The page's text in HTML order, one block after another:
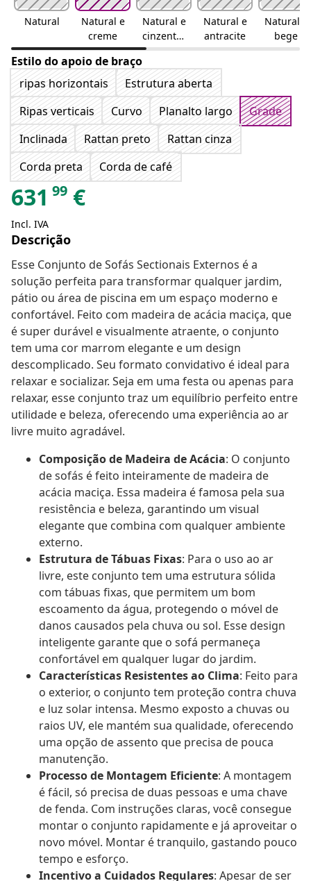
Natural
Natural e
creme
Natural e
cinzento-
claro
Natural e
antracite
Natural e
bege
Estilo do apoio de braço
ripas horizontais
Estrutura aberta
Ripas verticais
Curvo Planalto largo
Grade
Inclinada
Rattan preto
Rattan cinza
Corda preta
Corda de café
631 99 €
Incl. IVA
Descrição
Esse Conjunto de Sofás Sectionais Externos é a
solução perfeita para transformar qualquer jardim,
pátio ou área de piscina em um espaço moderno e
confortável. Feito com madeira de acácia maciça, que
é super durável e visualmente atraente, o conjunto
tem uma cor marrom elegante e um design
descomplicado. Seu formato convidativo é ideal para
relaxar e socializar. Seja em uma festa ou apenas para
relaxar, esse conjunto traz um equilíbrio perfeito entre
utilidade e beleza, oferecendo uma experiência ao ar
livre muito agradável.
Composição de Madeira de Acácia: O conjunto
de sofás é feito inteiramente de madeira de
acácia maciça. Essa madeira é famosa pela sua
resistência e beleza, garantindo um visual
elegante que combina com qualquer ambiente
externo.
Estrutura de Tábuas Fixas: Para o uso ao ar
livre, este conjunto tem uma estrutura sólida
com tábuas fixas, que permitem um bom
escoamento da água, protegendo o móvel de
danos causados pela chuva ou sol. Esse design
inteligente garante que o sofá permaneça
confortável em qualquer lugar do jardim.
Características Resistentes ao Clima: Feito para
o exterior, o conjunto tem proteção contra chuva
e luz solar intensa. Mesmo exposto a chuvas ou
raios UV, ele mantém sua qualidade, oferecendo
uma opção de assento que precisa de pouca
manutenção.
Processo de Montagem Eficiente: A montagem
é fácil, só precisa de duas pessoas e uma chave
de fenda. Com instruções claras, você consegue
montar o conjunto rapidamente e já aproveitar o
novo móvel. Montar é tranquilo, gastando pouco
tempo e esforço.
Incentivo a Cuidados Regulares: Apesar de ser